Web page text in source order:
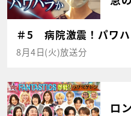
＃5 病院激震！パワ
8月4日(火)放送分
ロ